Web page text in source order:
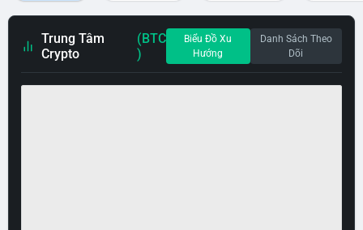
Trung Tâm
Crypto
(BTC
)
Biểu Đồ Xu
Hướng
Danh Sách Theo
Dõi